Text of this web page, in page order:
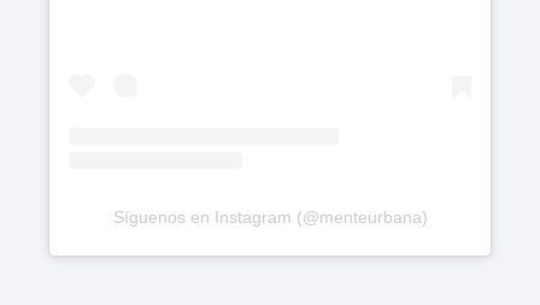
Síguenos en Instagram (@menteurbana)